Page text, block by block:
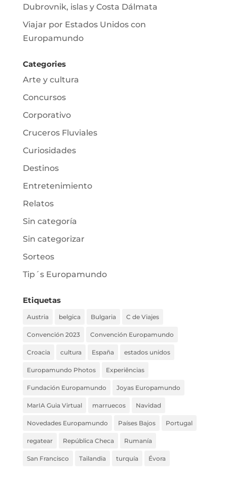
Dubrovnik, islas y Costa Dálmata
Viajar por Estados Unidos con
Europamundo
Categories
Arte y cultura
Concursos
Corporativo
Cruceros Fluviales
Curiosidades
Destinos
Entretenimiento
Relatos
Sin categoría
Sin categorizar
Sorteos
Tip´s Europamundo
Etiquetas
Austria belgica Bulgaria C de Viajes
Convención 2023 Convención Europamundo
Croacia cultura España estados unidos
Europamundo Photos Experiências
Fundación Europamundo Joyas Europamundo
MarIA Guia Virtual marruecos Navidad
Novedades Europamundo Países Bajos Portugal
regatear República Checa Rumanía
San Francisco Tailandia turquía Évora